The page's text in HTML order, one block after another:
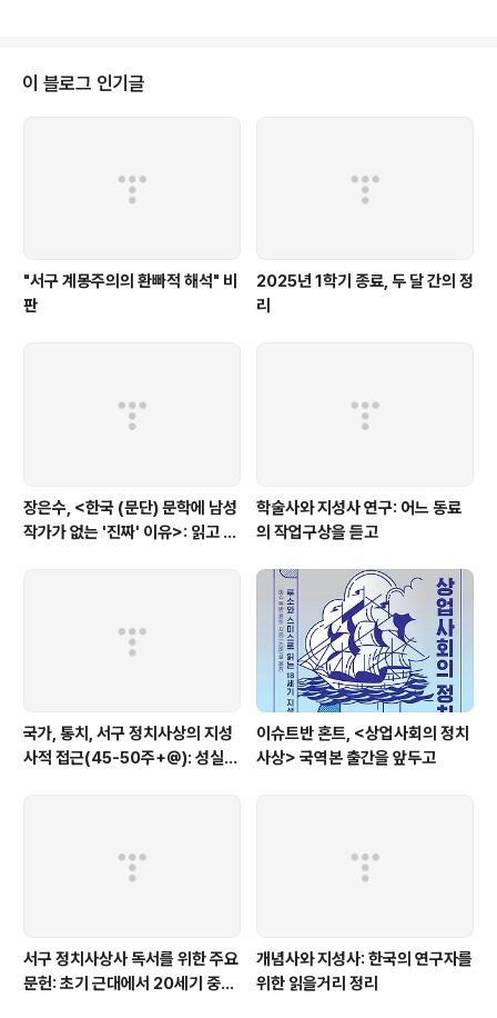
은 그러한 추상화를 통해 본래 우리의 두뇌가 적절하게 품어내기 힘든 범위까지
도 계산해볼 수 있다. 특히 어느 정도 동적인 체계를 수립할만큼 영민한 이들이
이 블로그 인기글
"서구 계몽주의의 환빠적 해석" 비
판
2025년 1학기 종료, 두 달 간의 정
리
장은수, <한국 (문단) 문학에 남성
작가가 없는 '진짜' 이유>: 읽고 코
학술사와 지성사 연구: 어느 동료
의 작업구상을 듣고
국가, 통치, 서구 정치사상의 지성
사적 접근(45-50주+@): 성실하
이슈트반 혼트, <상업사회의 정치
사상> 국역본 출간을 앞두고
서구 정치사상사 독서를 위한 주요
문헌: 초기 근대에서 20세기 중반
개념사와 지성사: 한국의 연구자를
위한 읽을거리 정리